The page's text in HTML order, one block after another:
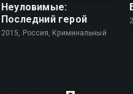
Неуловимые:
Последний герой
2015, Россия, Криминальный